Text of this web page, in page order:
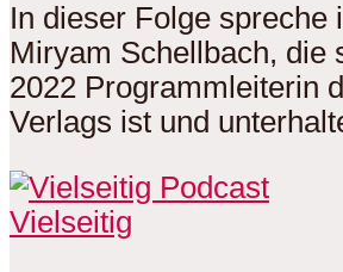
In dieser Folge spreche
Miryam Schellbach, die
2022 Programmleiterin
Verlags ist und
Vielseitig